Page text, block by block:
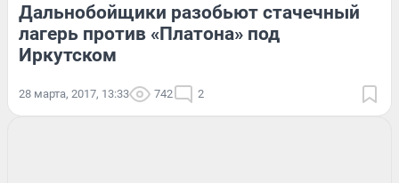
Дальнобойщики разобьют стачечный
лагерь против «Платона» под
Иркутском
28 марта, 2017, 13:33 742 2